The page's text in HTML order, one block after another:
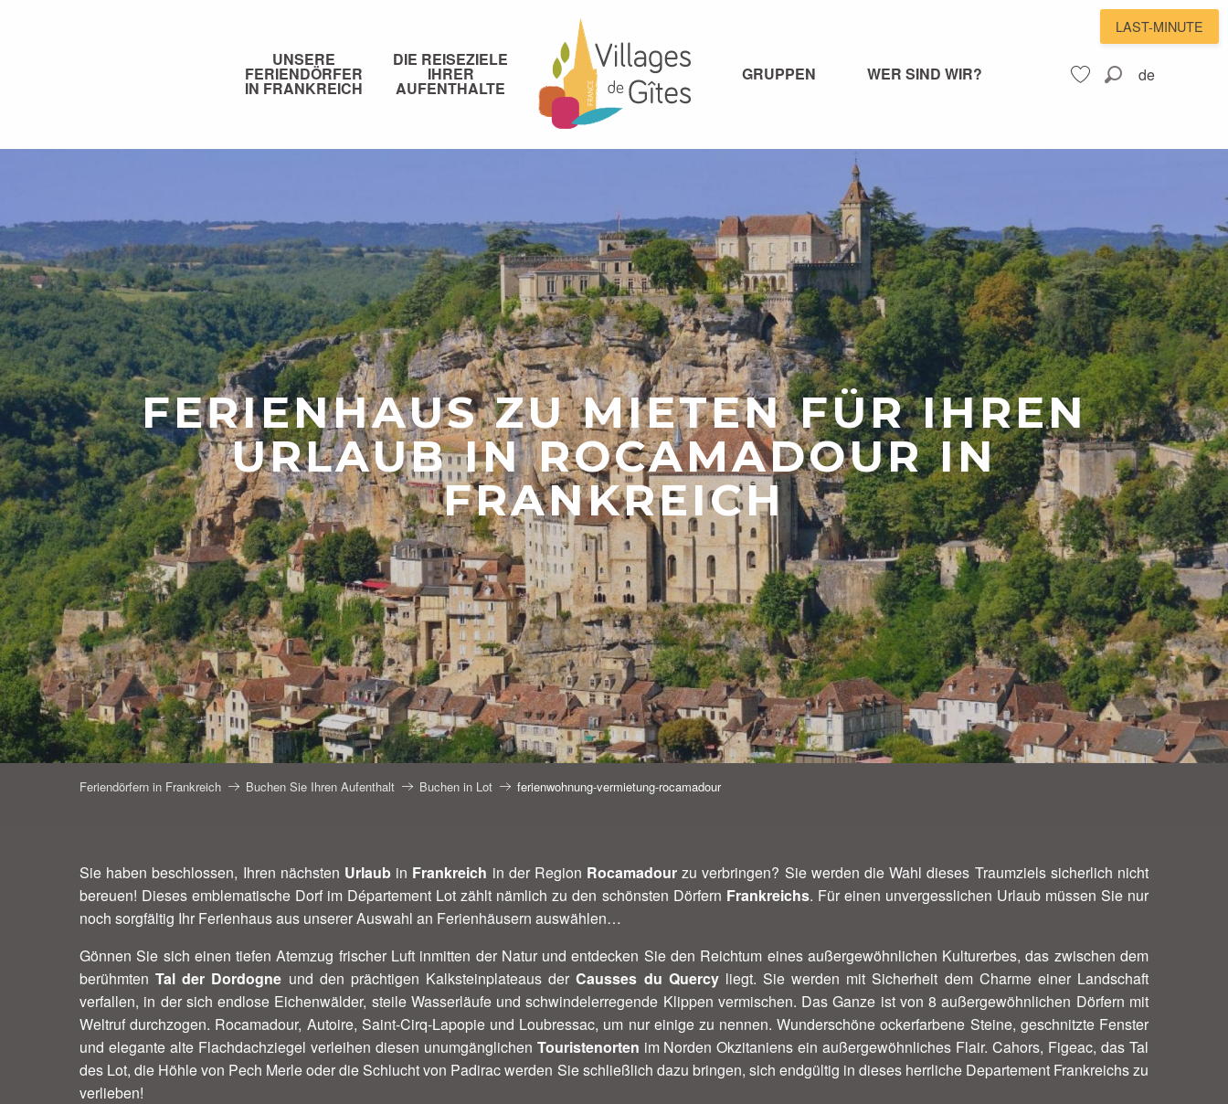
de
LAST-MINUTE
UNSERE
FERIENDÖRFER
IN FRANKREICH
DIE REISEZIELE
IHRER
AUFENTHALTE
GRUPPEN WER SIND WIR?
FERIENHAUS ZU MIETEN FÜR IHREN
URLAUB IN ROCAMADOUR IN
FRANKREICH
Feriendörfern in Frankreich Buchen Sie Ihren Aufenthalt Buchen in Lot ferienwohnung-vermietung-rocamadour
Sie haben beschlossen, Ihren nächsten Urlaubin Frankreich in der Region Rocamadour zu verbringen? Sie werden die Wahl dieses Traumziels sicherlich nicht
bereuen! Dieses emblematische Dorf im Département Lot zählt nämlich zu den schönsten Dörfern Frankreichs. Für einen unvergesslichen Urlaub müssen Sie nur
noch sorgfältig Ihr Ferienhaus aus unserer Auswahl an Ferienhäusern auswählen…
Gönnen Sie sich einen tiefen Atemzug frischer Luft inmitten der Natur und entdecken Sie den Reichtum eines außergewöhnlichen Kulturerbes, das zwischen dem
berühmtenTal der Dordogne und den prächtigen Kalksteinplateaus derCausses du Quercyliegt. Sie werden mit Sicherheit dem Charme einer Landschaft
verfallen, in der sich endlose Eichenwälder, steile Wasserläufe und schwindelerregende Klippen vermischen. Das Ganze ist von 8 außergewöhnlichen Dörfern mit
Weltruf durchzogen. Rocamadour, Autoire, Saint-Cirq-Lapopie und Loubressac, um nur einige zu nennen. Wunderschöne ockerfarbene Steine, geschnitzte Fenster
und elegante alte Flachdachziegel verleihen diesen unumgänglichen Touristenorten im Norden Okzitaniens ein außergewöhnliches Flair. Cahors, Figeac, das Tal
des Lot, die Höhle von Pech Merle oder die Schlucht von Padirac werden Sie schließlich dazu bringen, sich endgültig in dieses herrliche Departement Frankreichs zu
verlieben!